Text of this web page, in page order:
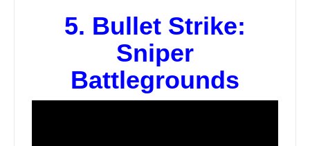
5. Bullet Strike:
Sniper
Battlegrounds